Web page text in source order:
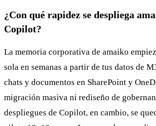
¿Con qué rapidez se despliega
Copilot?
La memoria corporativa de amaiko
sola en semanas a partir de tus datos de
chats y documentos en SharePoint y
migración masiva ni rediseño de
despliegues de Copilot, en cambio, se